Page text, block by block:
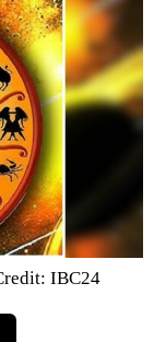
IBC24